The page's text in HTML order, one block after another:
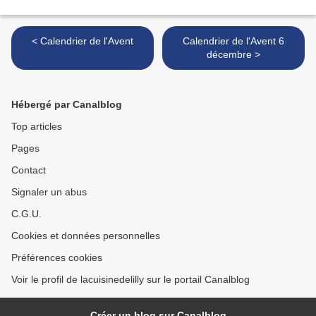
< Calendrier de l'Avent
Calendrier de l'Avent 6
décembre >
Hébergé par Canalblog
Top articles
Pages
Contact
Signaler un abus
C.G.U.
Cookies et données personnelles
Préférences cookies
Voir le profil de lacuisinedelilly sur le portail Canalblog